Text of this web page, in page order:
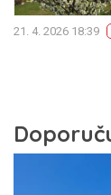
21. 4. 2026 18:39